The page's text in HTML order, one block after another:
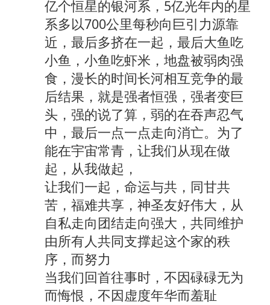
亿个恒星的银河系，5亿光年内的星
系多以700公里每秒向巨引力源靠
近，最后多挤在一起，最后大鱼吃
小鱼，小鱼吃虾米，地盘被弱肉强
食，漫长的时间长河相互竞争的最
后结果，就是强者恒强，强者变巨
头，强的说了算，弱的在吞声忍气
中，最后一点一点走向消亡。为了
能在宇宙常青，让我们从现在做
起，从我做起，
让我们一起，命运与共，同甘共
苦，福难共享，神圣友好伟大，从
自私走向团结走向强大，共同维护
由所有人共同支撑起这个家的秩
序，而努力
当我们回首往事时，不因碌碌无为
而悔恨，不因虚度年华而羞耻